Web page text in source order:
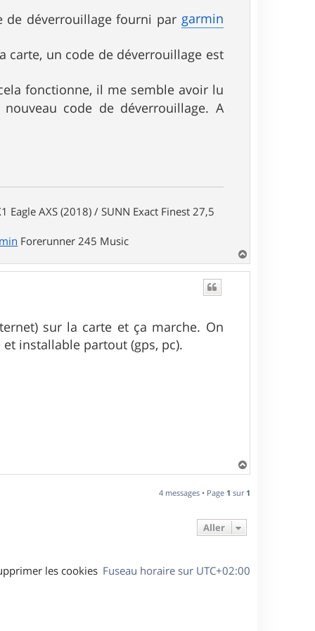
de déverrouillage fourni par garmin
carte, un code de déverrouillage est
fonctionne, il me semble avoir lu
code de déverrouillage. A
Eagle AXS (2018) / SUNN Exact Finest 27,5
Forerunner 245 Music
a
sur la carte et ça marche. On
installable partout (gps, pc).
a
t
4 messages • Page 1 sur 1
Aller
Fuseau horaire sur UTC+02:00
les cookies